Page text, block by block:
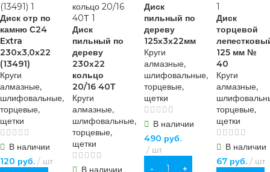
Диск отр по
камню С24
Extra
230х3,0х22
(13491)
Круги
алмазные,
шлифовальные,
торцевые,
щетки
В наличии
120 руб. шт
Диск
пильный по
дереву
230х22
кольцо
20/16 40Т
Круги
алмазные,
шлифовальные,
торцевые,
щетки
В наличии
Диск
пильный по
дереву
125х3х22мм
Круги
алмазные,
шлифовальные,
торцевые,
щетки
В наличии
490 руб.
шт
В КОРЗИНУ
Диск
торцевой
125 мм №
40
Круги
алмазные,
торцевые,
щетки
В наличии
67руб. шт